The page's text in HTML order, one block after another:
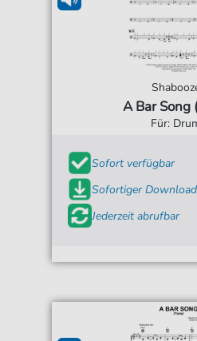
A Bar Song
Für:
Sofort verfügbar
Sofortiger Download
Jederzeit abrufbar